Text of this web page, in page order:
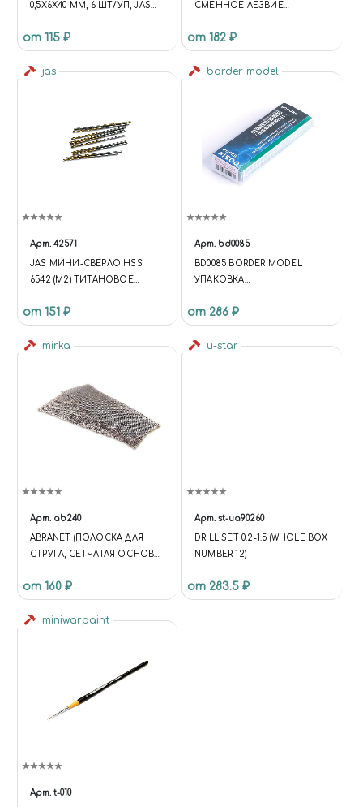
0,5Х6Х40 ММ, 6 ШТ/УП, JAS
от 115 ₽
СМЕННОЕ ЛЕЗВИЕ
ШТ
от 182 ₽
jas
Арт. 42571
JAS МИНИ-СВЕРЛО HSS
6542 (M2) ТИТАНОВОЕ
от 151 ₽
border model
Арт. bd0085
BD0085 BORDER MODEL
УПАКОВКА
НА ЛИПКОЙ ОСНОВЕ #1500
(20 ШТ.)
от 286 ₽
mirka
Арт. ab240
ABRANET (ПОЛОСКА ДЛЯ
СТРУГА, СЕТЧАТАЯ ОСНОВА)
от 160 ₽
u-star
Арт. st-ua90260
DRILL SET 0.2-1.5 (WHOLE BOX
NUMBER 12)
от 283.5 ₽
miniwarpaint
Арт. t-010